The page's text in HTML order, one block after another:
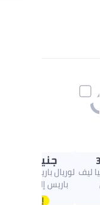
ليف
جنيه
لوريال باريس شامبو
باريس إلفيف
مويستشر 72H المرطب